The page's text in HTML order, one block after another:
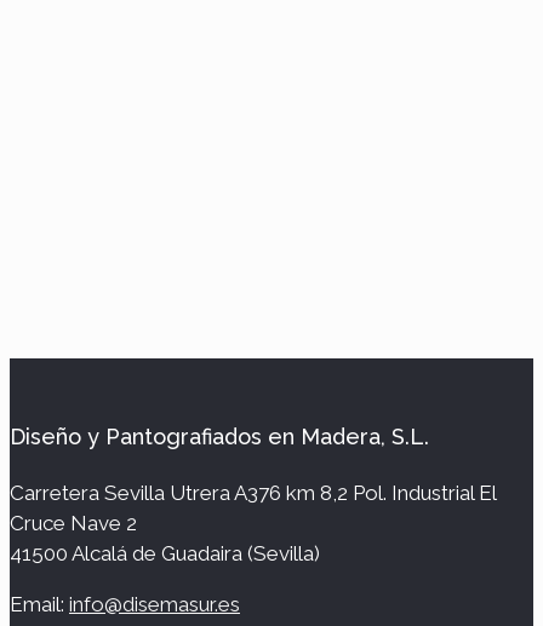
Diseño y Pantografiados en Madera, S.L.
Carretera Sevilla Utrera A376 km 8,2 Pol. Industrial El
Cruce Nave 2
41500 Alcalá de Guadaira (Sevilla)
Email: info@disemasur.es